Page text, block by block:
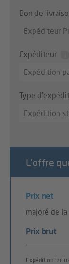
Bon de
Expéditeur
Expéditeur
Expédition
Type
Expédition
L’offre
Prix net
majoré de la
Prix brut
Expédition